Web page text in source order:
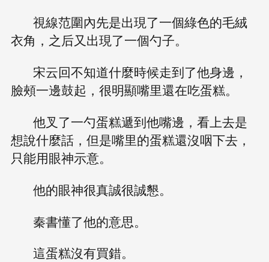
視線范圍內先是出現了一個綠色的毛絨
衣角，之后又出現了一個勺子。
宋云回不知道什麼時候走到了他身邊，
臉頰一邊鼓起，很明顯嘴里還在吃蛋糕。
他叉了一勺蛋糕遞到他嘴邊，看上去是
想說什麼話，但是嘴里的蛋糕還沒咽下去，
只能用眼神示意。
他的眼神很真誠很誠懇。
秦書懂了他的意思。
這蛋糕沒有買錯。